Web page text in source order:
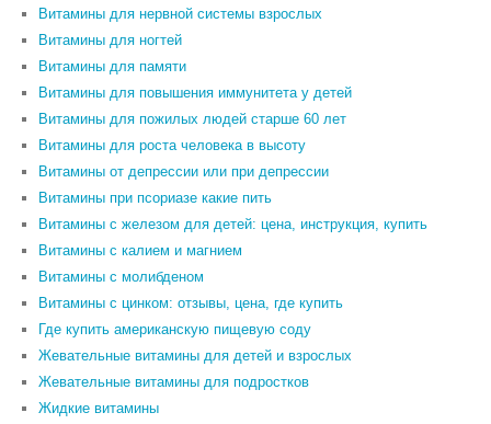
Витамины для нервной системы взрослых
Витамины для ногтей
Витамины для памяти
Витамины для повышения иммунитета у детей
Витамины для пожилых людей старше 60 лет
Витамины для роста человека в высоту
Витамины от депрессии или при депрессии
Витамины при псориазе какие пить
Витамины с железом для детей: цена, инструкция, купить
Витамины с калием и магнием
Витамины с молибденом
Витамины с цинком: отзывы, цена, где купить
Где купить американскую пищевую соду
Жевательные витамины для детей и взрослых
Жевательные витамины для подростков
Жидкие витамины